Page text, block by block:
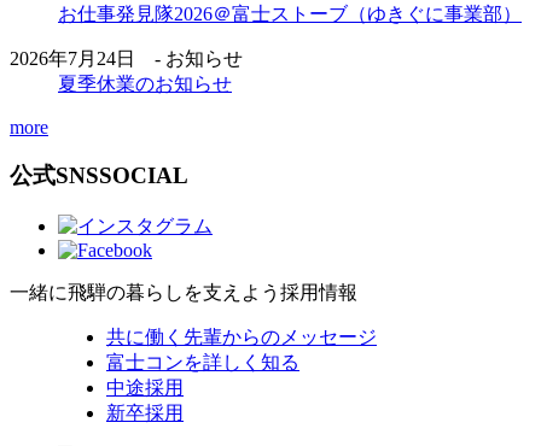
お仕事発見隊2026＠富士ストーブ（ゆきぐに事業部）
2026年7月24日 - お知らせ
夏季休業のお知らせ
more
公式SNSSOCIAL
一緒に飛騨の暮らしを支えよう 採用情報
共に働く先輩からのメッセージ
富士コンを詳しく知る
中途採用
新卒採用